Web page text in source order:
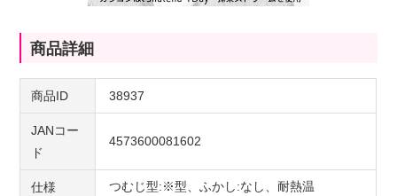
商品詳細
商品ID 38937
JANコー
ド
4573600081602
仕様
つむじ型:※型、ふかし:なし、耐熱温